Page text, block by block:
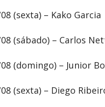
(sexta) – Kako Garcia
(sábado) – Carlos
(domingo) – Junior
(sexta) – Diego